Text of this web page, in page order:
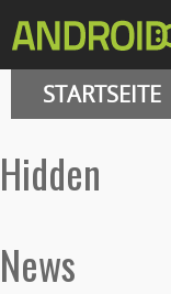
STARTSEITE
hidden
News